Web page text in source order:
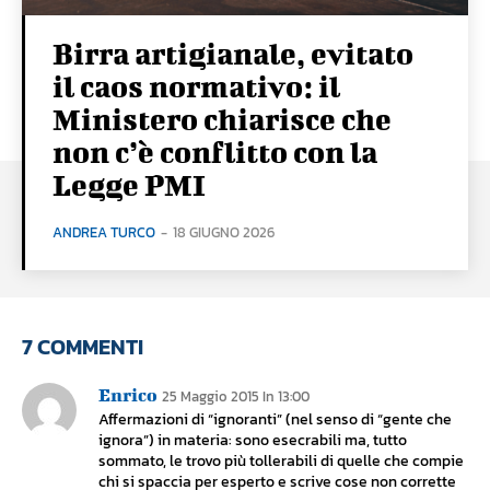
Birra artigianale, evitato
il caos normativo: il
Ministero chiarisce che
non c’è conflitto con la
Legge PMI
ANDREA TURCO - 18 GIUGNO 2026
7 COMMENTI
Enrico 25 Maggio 2015 In 13:00
Affermazioni di “ignoranti” (nel senso di “gente che
ignora”) in materia: sono esecrabili ma, tutto
sommato, le trovo più tollerabili di quelle che compie
chi si spaccia per esperto e scrive cose non corrette